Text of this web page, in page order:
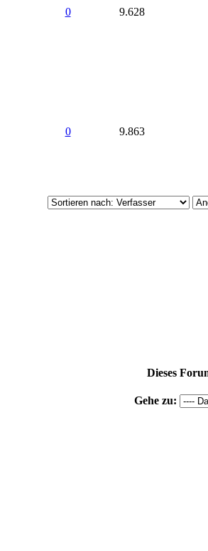
0 9.628
0 9.863
Dieses
Gehe zu: